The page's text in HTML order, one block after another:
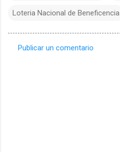
Loteria Nacional de Beneficencia
Publicar un comentario